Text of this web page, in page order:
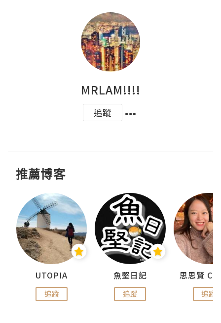
MRLAM!!!!
追蹤
推薦博客
UTOPIA
追蹤
魚堅日記
追蹤 追蹤